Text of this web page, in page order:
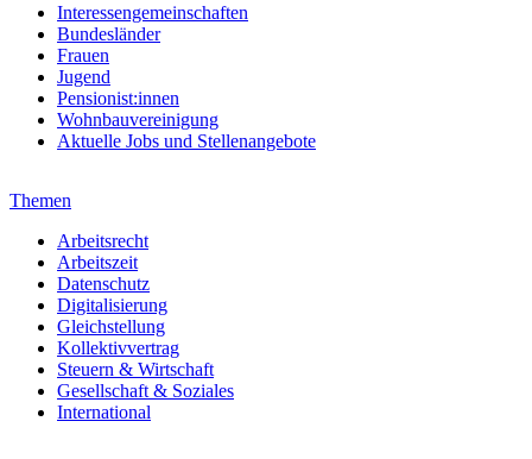
Interessengemeinschaften
Bundesländer
Frauen
Jugend
Pensionist:innen
Wohnbauvereinigung
Aktuelle Jobs und Stellenangebote
Themen
Arbeitsrecht
Arbeitszeit
Datenschutz
Digitalisierung
Gleichstellung
Kollektivvertrag
Steuern & Wirtschaft
Gesellschaft & Soziales
International